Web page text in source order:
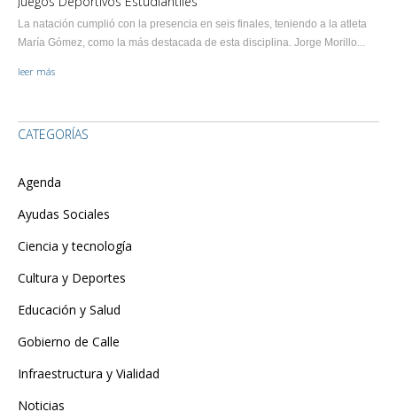
La natación cumplió con la presencia en seis finales, teniendo a la atleta
María Gómez, como la más destacada de esta disciplina. Jorge Morillo...
leer más
CATEGORÍAS
Agenda
Ayudas Sociales
Ciencia y tecnología
Cultura y Deportes
Educación y Salud
Gobierno de Calle
Infraestructura y Vialidad
Noticias